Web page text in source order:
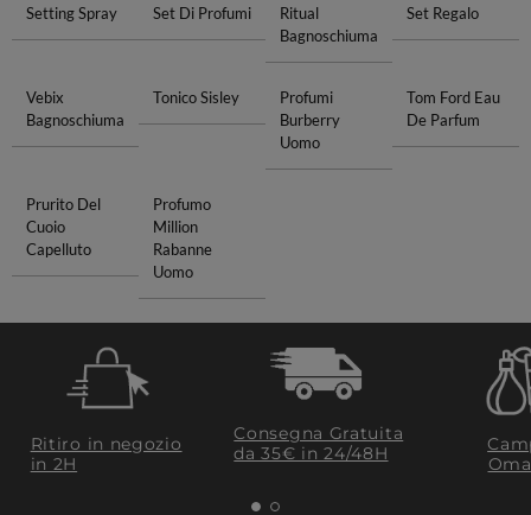
Setting Spray Set Di Profumi
Ritual
Bagnoschiuma
Set Regalo
Vebix
Bagnoschiuma
Tonico Sisley
Profumi
Burberry
Uomo
Tom Ford Eau
De Parfum
Prurito Del
Cuoio
Capelluto
Profumo
Million
Rabanne
Uomo
Ritiro in negozio
in 2H
Consegna Gratuita
da 35€​ in 24/48H